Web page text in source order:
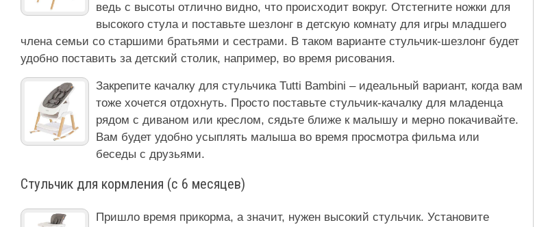
ведь с высоты отлично видно, что происходит вокруг. Отстегните ножки для
высокого стула и поставьте шезлонг в детскую комнату для игры младшего
члена семьи со старшими братьями и сестрами. В таком варианте стульчик-шезлонг будет
удобно поставить за детский столик, например, во время рисования.
Закрепите качалку для стульчика Tutti Bambini – идеальный вариант, когда вам
тоже хочется отдохнуть. Просто поставьте стульчик-качалку для младенца
рядом с диваном или креслом, сядьте ближе к малышу и мерно покачивайте.
Вам будет удобно усыплять малыша во время просмотра фильма или
беседы с друзьями.
Стульчик для кормления (с 6 месяцев)
Пришло время прикорма, а значит, нужен высокий стульчик. Установите